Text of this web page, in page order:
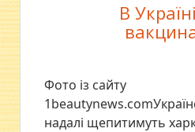
В
Фото із сайту
надалі щепитимуть